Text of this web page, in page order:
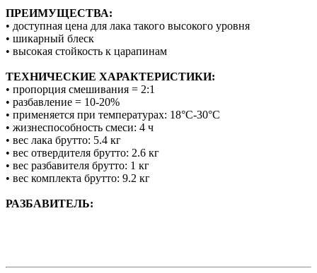
ПРЕИМУЩЕСТВА:
• доступная цена для лака такого высокого уровня
• шикарный блеск
• высокая стойкость к царапинам
ТЕХНИЧЕСКИЕ ХАРАКТЕРИСТИКИ:
• пропорция смешивания = 2:1
• разбавление = 10-20%
• применяется при температурах: 18°С-30°С
• жизнеспособность смеси: 4 ч
• вес лака брутто: 5.4 кг
• вес отвердителя брутто: 2.6 кг
• вес разбавителя брутто: 1 кг
• вес комплекта брутто: 9.2 кг
РАЗБАВИТЕЛЬ: